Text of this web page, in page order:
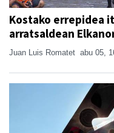
Kostako errepidea
arratsaldean
Juan Luis Romatet abu 05,